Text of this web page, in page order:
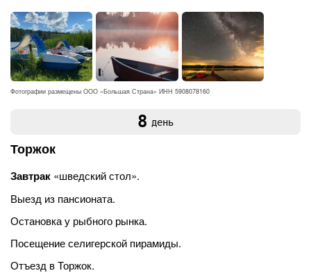
Фотографии размещены ООО «Большая Страна» ИНН 5908078160
8 день
Торжок
Завтрак «шведский стол».
Выезд из пансионата.
Остановка у рыбного рынка.
Посещение селигерской пирамиды.
Отъезд в Торжок.